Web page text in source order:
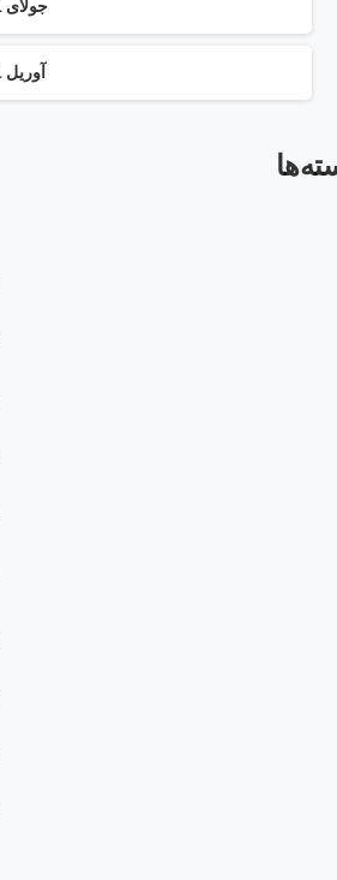
جولای 2021
آوریل 2021